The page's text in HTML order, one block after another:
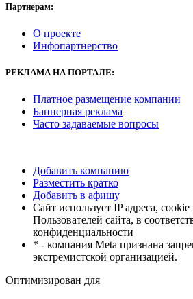
Партнерам:
О проекте
Инфопартнерство
РЕКЛАМА НА ПОРТАЛЕ:
Платное размещение компании
Баннерная реклама
Часто задаваемые вопросы
Добавить компанию
Разместить кратко
Добавить в афишу
Сайт использует IP адреса,
Пользователей сайта, в
конфиденциальности
* - компания Meta признана
экстремистской организацией.
Оптимизирован для